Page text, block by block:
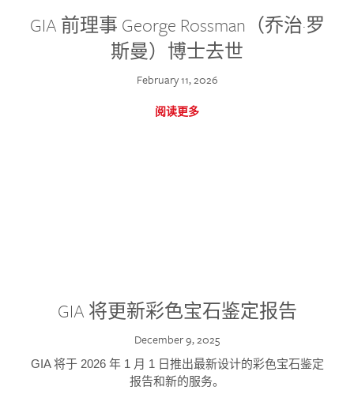
GIA 前理事 George Rossman（乔治·罗
斯曼）博士去世
February 11, 2026
阅读更多
GIA 将更新彩色宝石鉴定报告
December 9, 2025
GIA 将于 2026 年 1 月 1 日推出最新设计的彩色宝石鉴定
报告和新的服务。